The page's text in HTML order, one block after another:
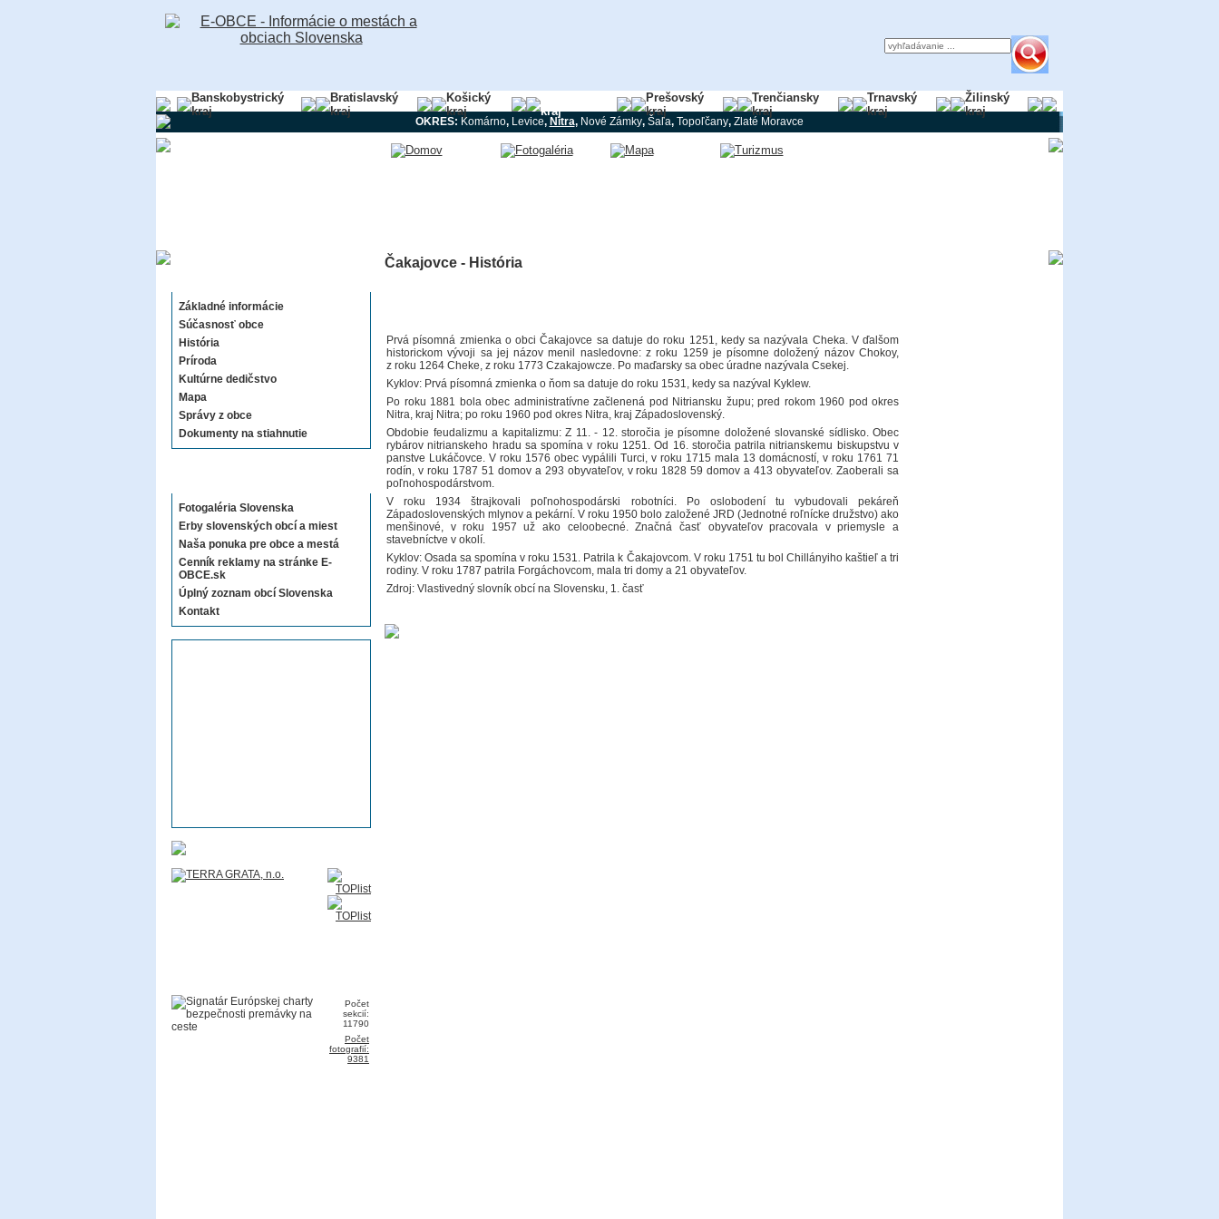
Banskobystrický
kraj
Bratislavský
kraj
Košický
kraj
kraj
Prešovský
kraj
Trenčiansky
kraj
Trnavský
kraj
Žilinský
kraj
OKRES: Komárno, Levice, Nitra, Nové Zámky, Šaľa, Topoľčany, Zlaté Moravce
Základné informácie
Súčasnosť obce
História
Príroda
Kultúrne dedičstvo
Mapa
Správy z obce
Dokumenty na stiahnutie
Fotogaléria Slovenska
Erby slovenských obcí a miest
Naša ponuka pre obce a mestá
Cenník reklamy na stránke E-
OBCE.sk
Úplný zoznam obcí Slovenska
Kontakt
Počet
sekcií:
11790
Počet
fotografií:
9381
Čakajovce - História
Prvá písomná zmienka o obci Čakajovce sa datuje do roku 1251, kedy sa nazývala Cheka. V ďalšom
historickom vývoji sa jej názov menil nasledovne: z roku 1259 je písomne doložený názov Chokoy,
z roku 1264 Cheke, z roku 1773 Czakajowcze. Po maďarsky sa obec úradne nazývala Csekej.
Kyklov: Prvá písomná zmienka o ňom sa datuje do roku 1531, kedy sa nazýval Kyklew.
Po roku 1881 bola obec administratívne začlenená pod Nitriansku župu; pred rokom 1960 pod okres
Nitra, kraj Nitra; po roku 1960 pod okres Nitra, kraj Západoslovenský.
Obdobie feudalizmu a kapitalizmu: Z 11. - 12. storočia je písomne doložené slovanské sídlisko. Obec
rybárov nitrianskeho hradu sa spomína v roku 1251. Od 16. storočia patrila nitrianskemu biskupstvu v
panstve Lukáčovce. V roku 1576 obec vypálili Turci, v roku 1715 mala 13 domácností, v roku 1761 71
rodín, v roku 1787 51 domov a 293 obyvateľov, v roku 1828 59 domov a 413 obyvateľov. Zaoberali sa
poľnohospodárstvom.
V roku 1934 štrajkovali poľnohospodárski robotníci. Po oslobodení tu vybudovali pekáreň
Západoslovenských mlynov a pekární. V roku 1950 bolo založené JRD (Jednotné roľnícke družstvo) ako
menšinové, v roku 1957 už ako celoobecné. Značná časť obyvateľov pracovala v priemysle a
stavebníctve v okolí.
Kyklov: Osada sa spomína v roku 1531. Patrila k Čakajovcom. V roku 1751 tu bol Chillányiho kaštieľ a tri
rodiny. V roku 1787 patrila Forgáchovcom, mala tri domy a 21 obyvateľov.
Zdroj: Vlastivedný slovník obcí na Slovensku, 1. časť